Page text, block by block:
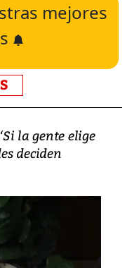
mejores
la gente elige
deciden